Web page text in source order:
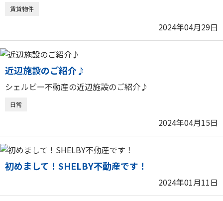
賃貸物件
2024年04月29日
近辺施設のご紹介♪
シェルビー不動産の近辺施設のご紹介♪
日常
2024年04月15日
初めまして！SHELBY不動産です！
2024年01月11日